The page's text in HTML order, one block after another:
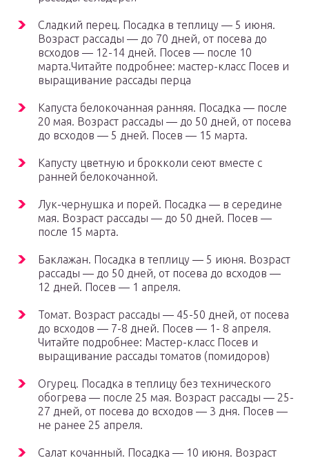
Сладкий перец. Посадка в теплицу — 5 июня.
Возраст рассады — до 70 дней, от посева до
всходов — 12-14 дней. Посев — после 10
марта.Читайте подробнее: мастер-класс Посев и
выращивание рассады перца
Капуста белокочанная ранняя. Посадка — после
20 мая. Возраст рассады — до 50 дней, от посева
до всходов — 5 дней. Посев — 15 марта.
Капусту цветную и брокколи сеют вместе с
ранней белокочанной.
Лук-чернушка и порей. Посадка — в середине
мая. Возраст рассады — до 50 дней. Посев —
после 15 марта.
Баклажан. Посадка в теплицу — 5 июня. Возраст
рассады — до 50 дней, от посева до всходов —
12 дней. Посев — 1 апреля.
Томат. Возраст рассады — 45-50 дней, от посева
до всходов — 7-8 дней. Посев — 1- 8 апреля.
Читайте подробнее: Мастер-класс Посев и
выращивание рассады томатов (помидоров)
Огурец. Посадка в теплицу без технического
обогрева — после 25 мая. Возраст рассады — 25-
27 дней, от посева до всходов — 3 дня. Посев —
не ранее 25 апреля.
Салат кочанный. Посадка — 10 июня. Возраст